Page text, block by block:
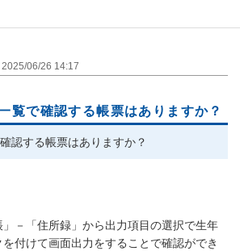
06/26 14:17
覧で確認する帳票はありますか？
認する帳票はありますか？
」－「住所録」から出力項目の選択で生年
付けて画面出力をすることで確認ができ